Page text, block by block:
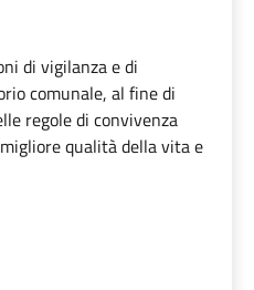
di vigilanza e di
comunale, al fine di
regole di convivenza
qualità della vita e